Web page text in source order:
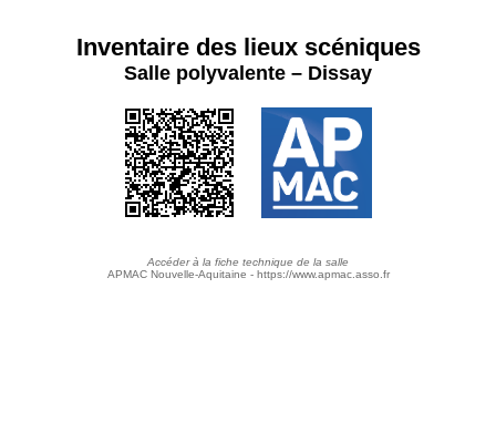
Inventaire des lieux scéniques
Salle polyvalente – Dissay
Accéder à la fiche technique de la salle
APMAC Nouvelle-Aquitaine - https://www.apmac.asso.fr